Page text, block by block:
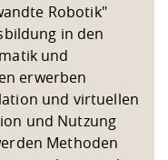
Robotik"
in den
und
erwerben
und virtuellen
und Nutzung
Methoden